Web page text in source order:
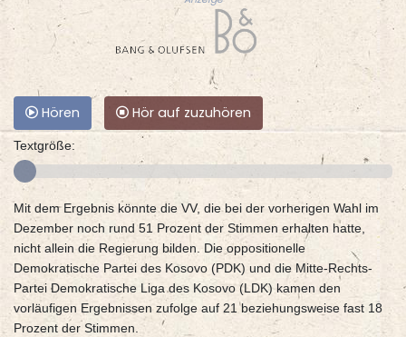
Hören Hör auf zuzuhören
Textgröße:
Mit dem Ergebnis könnte die VV, die bei der vorherigen Wahl im
Dezember noch rund 51 Prozent der Stimmen erhalten hatte,
nicht allein die Regierung bilden. Die oppositionelle
Demokratische Partei des Kosovo (PDK) und die Mitte-Rechts-
Partei Demokratische Liga des Kosovo (LDK) kamen den
vorläufigen Ergebnissen zufolge auf 21 beziehungsweise fast 18
Prozent der Stimmen.